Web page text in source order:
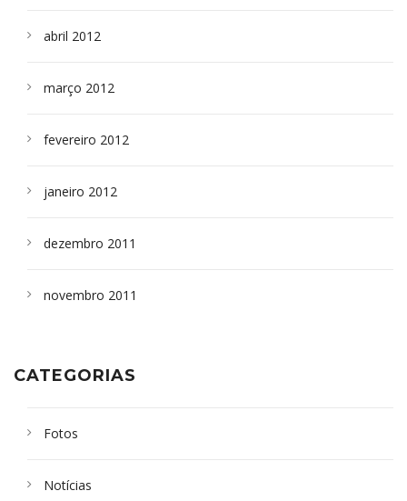
abril 2012
março 2012
fevereiro 2012
janeiro 2012
dezembro 2011
novembro 2011
CATEGORIAS
Fotos
Notícias